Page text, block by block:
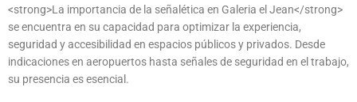
<strong>La importancia de la señalética en Galeria el Jean</strong>
se encuentra en su capacidad para optimizar la experiencia,
seguridad y accesibilidad en espacios públicos y privados. Desde
indicaciones en aeropuertos hasta señales de seguridad en el trabajo,
su presencia es esencial.